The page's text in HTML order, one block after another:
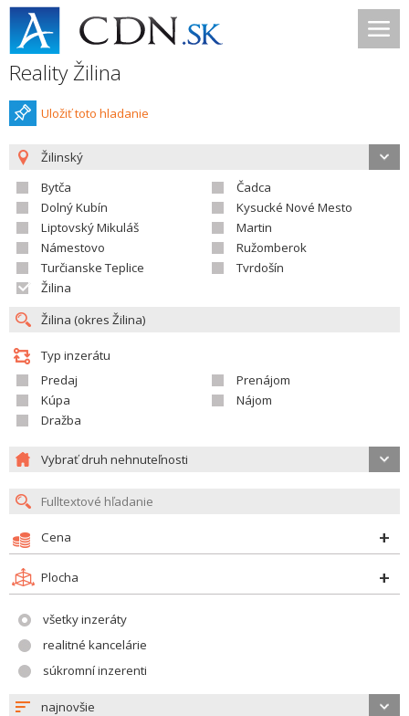
Reality Žilina
Uložiť toto hladanie
Žilinský
Bytča
Čadca
Dolný Kubín
Kysucké Nové Mesto
Liptovský Mikuláš
Martin
Námestovo
Ružomberok
Turčianske Teplice
Tvrdošín
Žilina
Typ inzerátu
Predaj
Prenájom
Kúpa
Nájom
Dražba
Vybrať druh nehnuteľnosti
Cena
Plocha
všetky inzeráty
realitné kancelárie
súkromní inzerenti
najnovšie